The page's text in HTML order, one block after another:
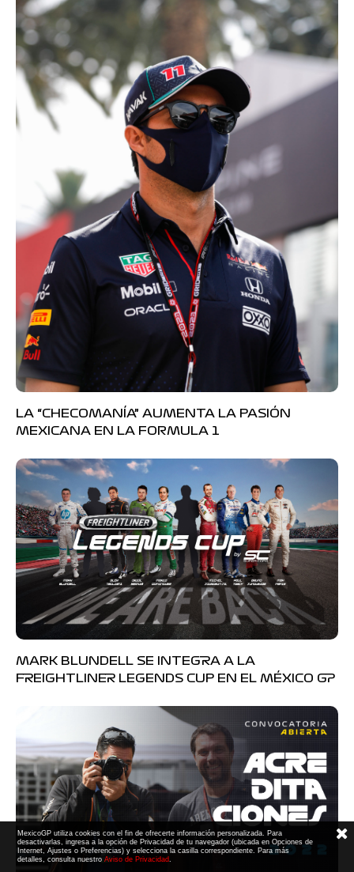
LA “CHECOMANÍA” AUMENTA LA PASIÓN
MEXICANA EN LA FORMULA 1
MARK BLUNDELL SE INTEGRA A LA
FREIGHTLINER LEGENDS CUP EN EL MÉXICO GP
MexicoGP utiliza cookies con el fin de ofrecerte información personalizada. Para
desactivarlas, ingresa a la opción de Privacidad de tu navegador (ubicada en Opciones de
Internet, Ajustes o Preferencias) y selecciona la casilla correspondiente. Para más
detalles, consulta nuestroAviso de Privacidad.